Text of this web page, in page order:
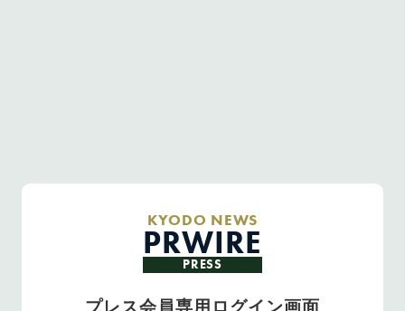
KYODO NEWS
PRWIRE
PRESS
プレス会員専用ログイン画面